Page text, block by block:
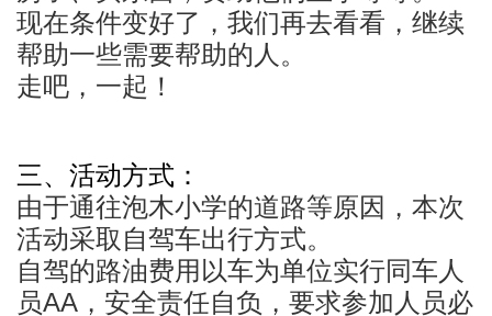
现在条件变好了，我们再去看看，继续
帮助一些需要帮助的人。
走吧，一起！
三、活动方式：
由于通往泡木小学的道路等原因，本次
活动采取自驾车出行方式。
自驾的路油费用以车为单位实行同车人
员AA，安全责任自负，要求参加人员必